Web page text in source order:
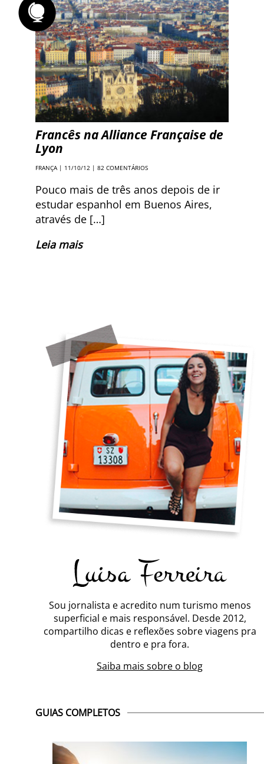
Francês na Alliance Française de
Lyon
FRANÇA| 11/10/12 | 82 COMENTÁRIOS
Pouco mais de três anos depois de ir
estudar espanhol em Buenos Aires,
através de […]
Leia mais
Sou jornalista e acredito num turismo menos
superficial e mais responsável. Desde 2012,
compartilho dicas e reflexões sobre viagens pra
dentro e pra fora.
Saiba mais sobre o blog
GUIAS COMPLETOS